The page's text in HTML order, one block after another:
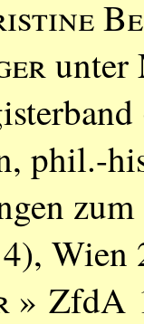
unter
phil.-
Wien
» ZfdA